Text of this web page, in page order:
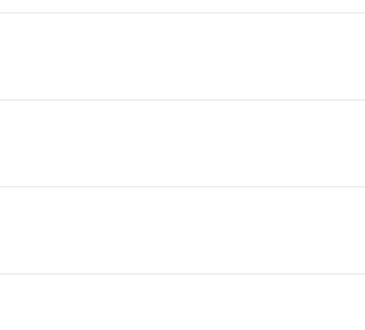
-熊本熊- @ 御品熊风 2019/4/03
[BRAVO]亀頭拷問勇太 6位以上